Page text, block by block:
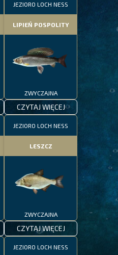
JEZIORO LOCH NESS
LIPIEŃ POSPOLITY
ZWYCZAJNA
CZYTAJ WIĘCEJ
JEZIORO LOCH NESS
LESZCZ
ZWYCZAJNA
CZYTAJ WIĘCEJ
JEZIORO LOCH NESS